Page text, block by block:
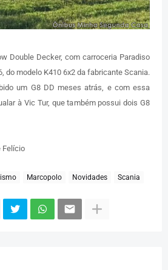
Double Decker, com carroceria Paradiso
do modelo K410 6x2 da fabricante Scania.
um G8 DD meses atrás, e com essa
à Vic Tur, que também possui dois G8
Felício
Marcopolo Novidades Scania